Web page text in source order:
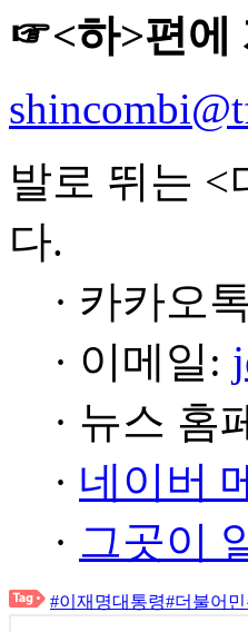
☞<하>편에
발로 뛰는 <
다.
· 카카오
· 이메일:
· 뉴스 홈
· 네이버
· 그곳이
#이재명대통령#더불어